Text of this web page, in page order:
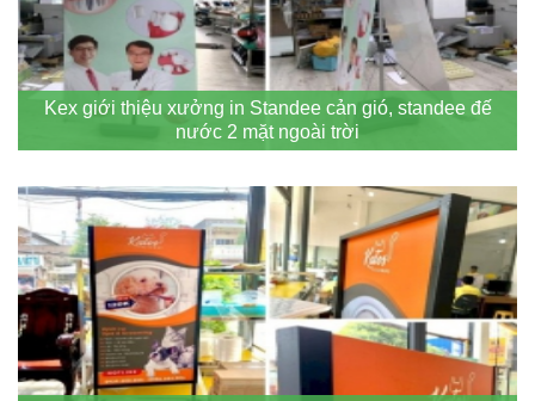
Kex giới thiệu xưởng in Standee cản gió, standee đế
nước 2 mặt ngoài trời